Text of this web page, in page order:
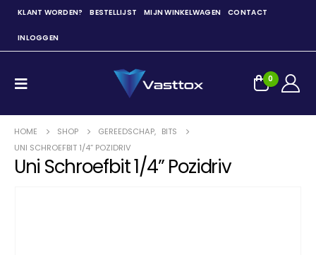
KLANT WORDEN? BESTELLIJST MIJN WINKELWAGEN CONTACT
INLOGGEN
0
HOME SHOP GEREEDSCHAP, BITS
UNI SCHROEFBIT 1/4” POZIDRIV
Uni Schroefbit 1/4” Pozidriv